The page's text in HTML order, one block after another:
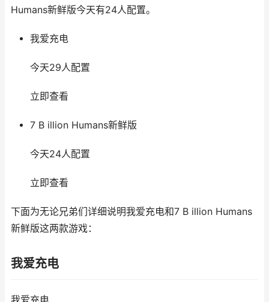
Humans新鲜版今天有24人配置。
我爱充电
今天29人配置
立即查看
7 B illion Humans新鲜版
今天24人配置
立即查看
下面为无论兄弟们详细说明我爱充电和7 B illion Humans
新鲜版这两款游戏：
我爱充电